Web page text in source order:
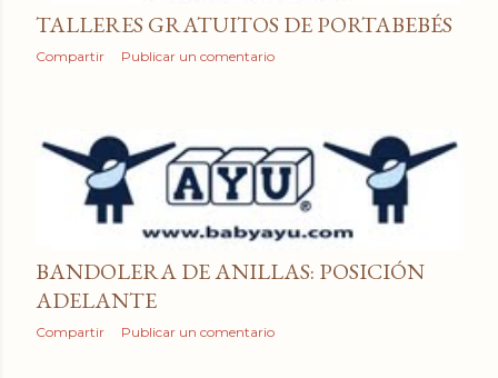
TALLERES GRATUITOS DE PORTABEBÉS
Compartir Publicar un comentario
BANDOLERA DE ANILLAS: POSICIÓN
ADELANTE
Compartir Publicar un comentario